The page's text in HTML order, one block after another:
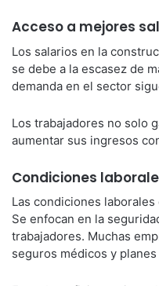
Acceso a mejores
Los salarios en la
se debe a la escasez de
demanda en el sector
Los trabajadores no solo
aumentar sus ingresos
Condiciones
Las condiciones
Se enfocan en la
trabajadores. Muchas
seguros médicos y